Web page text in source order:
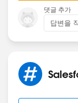
select picklists
255 characters
Thanks
댓글 추가
답변을